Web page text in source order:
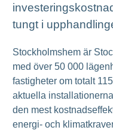
tungt i
Stockholmshem är
med över 50 000
fastigheter om totalt
aktuella
den mest
energi- och